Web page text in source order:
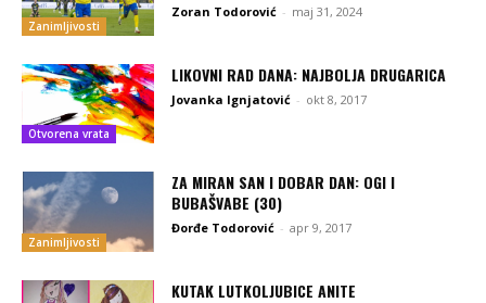
Zanimljivosti
Zoran Todorović - maj 31, 2024
Otvorena vrata
LIKOVNI RAD DANA: NAJBOLJA DRUGARICA
Jovanka Ignjatović - okt 8, 2017
Zanimljivosti
ZA MIRAN SAN I DOBAR DAN: OGI I
BUBAŠVABE (30)
Đorđe Todorović - apr 9, 2017
KUTAK LUTKOLJUBICE ANITE